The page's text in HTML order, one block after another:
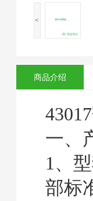
<
商品介绍
一、
1、
部标